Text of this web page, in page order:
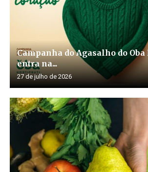
Campanha do Agasalho do
entra na...
27 de julho de 2026